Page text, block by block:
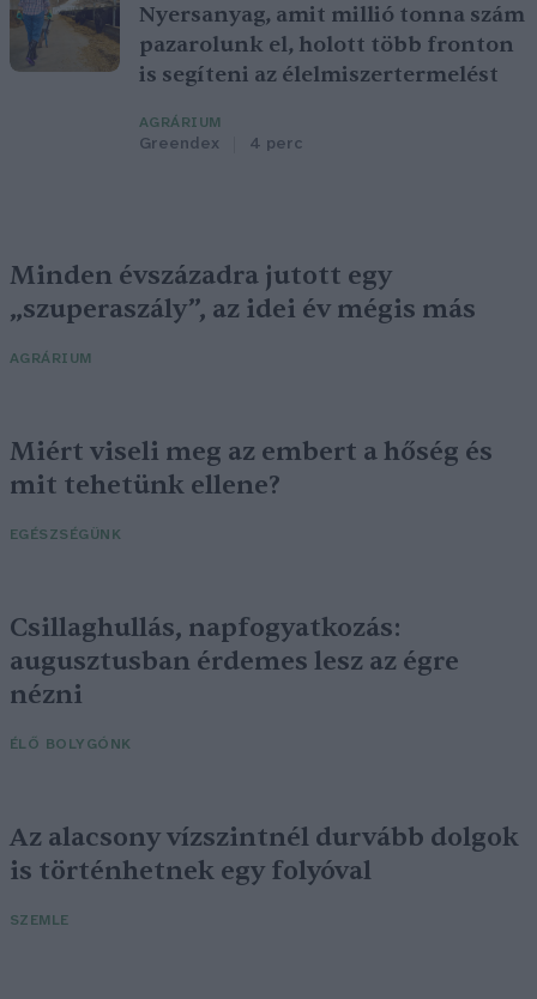
Nyersanyag, amit millió tonna szám
pazarolunk el, holott több fronton
is segíteni az élelmiszertermelést
AGRÁRIUM
Greendex 4 perc
Minden évszázadra jutott egy
„szuperaszály”, az idei év mégis más
AGRÁRIUM
Miért viseli meg az embert a hőség és
mit tehetünk ellene?
EGÉSZSÉGÜNK
Csillaghullás, napfogyatkozás:
augusztusban érdemes lesz az égre
nézni
ÉLŐ BOLYGÓNK
Az alacsony vízszintnél durvább dolgok
is történhetnek egy folyóval
SZEMLE